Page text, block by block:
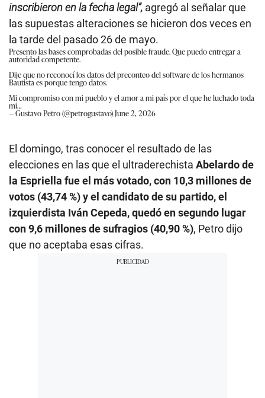
inscribieron en la fecha legal”, agregó al señalar que
las supuestas alteraciones se hicieron dos veces en
la tarde del pasado 26 de mayo.
Presento las bases comprobadas del posible fraude. Que puedo entregar a
autoridad competente.
Dije que no reconocí los datos del preconteo del software de los hermanos
Bautista es porque tengo datos.
Mi compromiso con mi pueblo y el amor a mi país por el que he luchado toda
mi…
— Gustavo Petro (@petrogustavo)June 2, 2026
El domingo, tras conocer el resultado de las
elecciones en las que el ultraderechista Abelardo de
la Espriella fue el más votado, con 10,3 millones de
votos (43,74 %) y el candidato de su partido, el
izquierdista Iván Cepeda, quedó en segundo lugar
con 9,6 millones de sufragios (40,90 %), Petro dijo
que no aceptaba esas cifras.